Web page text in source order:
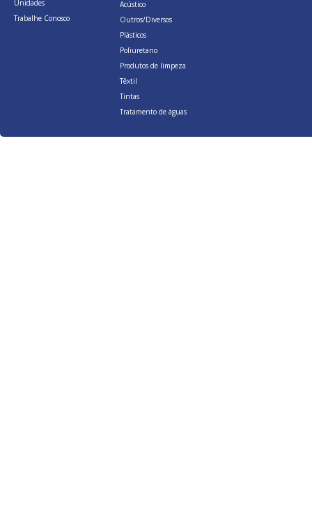
Unidades
Trabalhe Conosco
Acústico
Outros/Diversos
Plásticos
Poliuretano
Produtos de limpeza
Têxtil
Tintas
Tratamento de águas